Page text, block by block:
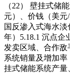
（22） 壁挂式储
元）、价钱（美元
国反渗入式海水淡
年）5.18.1 沉点企
发卖区域、合作
系统销量及增加率
挂式储能系统产量